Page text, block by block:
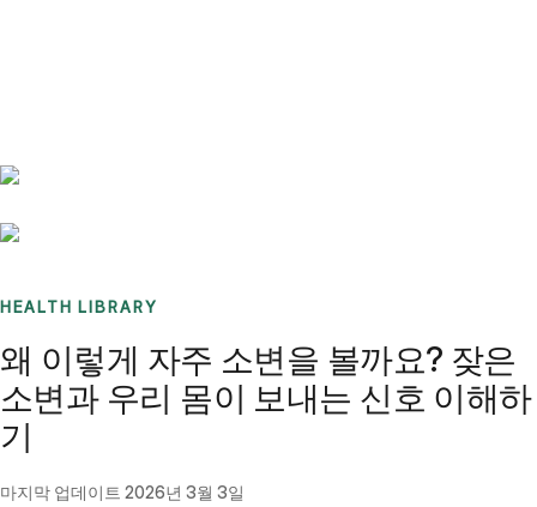
HEALTH LIBRARY
왜 이렇게 자주 소변을 볼까요? 잦은
소변과 우리 몸이 보내는 신호 이해하
기
마지막 업데이트 2026년 3월 3일